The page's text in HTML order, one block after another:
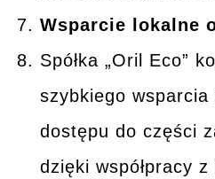
Wsparcie lokalne
Spółka „Oril Eco”
szybkiego
dostępu do części
dzięki współpracy